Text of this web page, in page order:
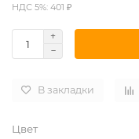
НДС 5%: 401 ₽
В закладки
Цвет